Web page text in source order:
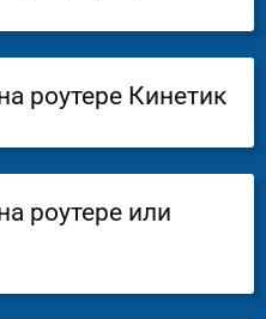
роутере Кинетик
роутере или